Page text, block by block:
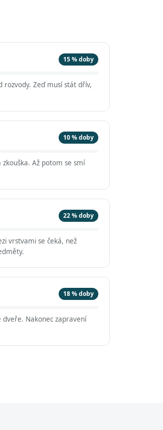
15 % doby
rozvody. Zeď musí stát dřív,
10 % doby
Až potom se smí
22 % doby
vrstvami se čeká, než
18 % doby
dveře. Nakonec zapravení